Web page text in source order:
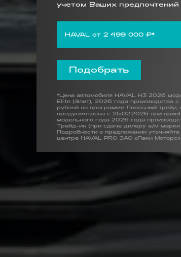
учетом Ваших предпочтений
HAVAL от 2 499 000 ₽*
Подобрать
*Цена автомобиля HAVAL H3 2026
Elite (Элит), 2026 года производства
рублей по программе Лояльный
предусмотрена с 25.02.2026 при
модельного года 2026 года
Трейд-ин (при сдаче дилеру а/м марки
Подробности о предложении
центре HAVAL PRO ЗАО «Лаки